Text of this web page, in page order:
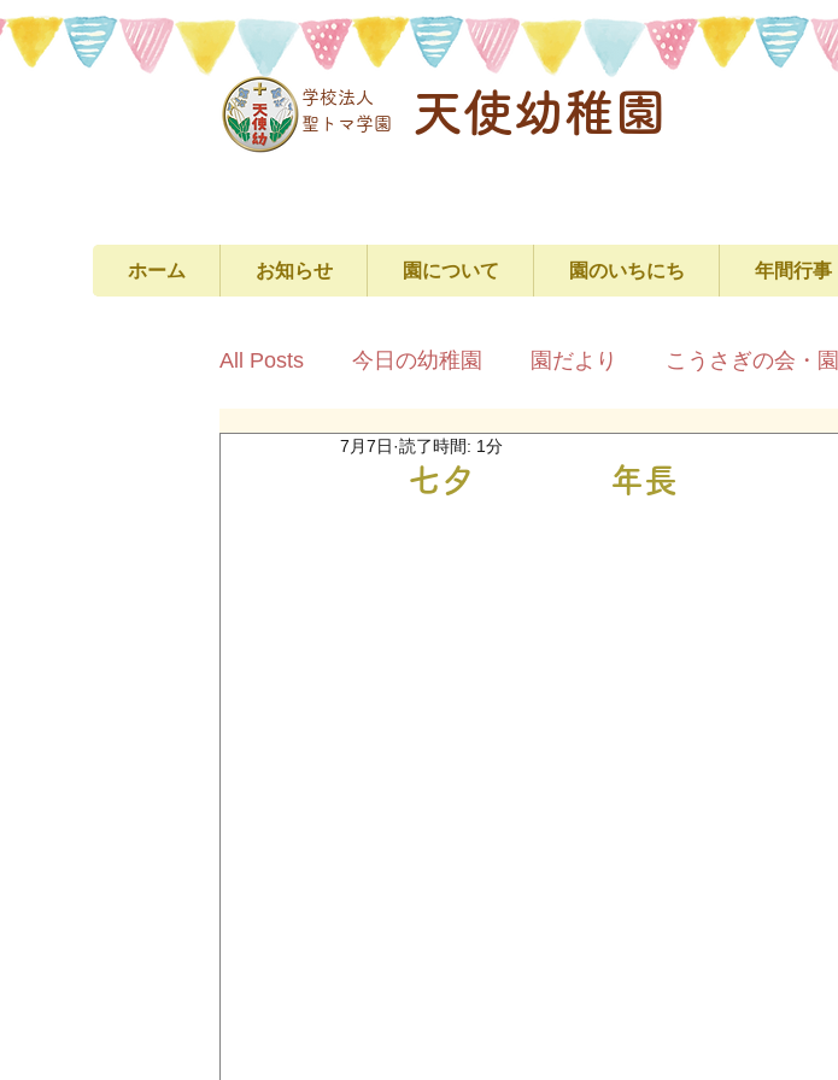
学校法人
​聖トマ学園
天使幼稚園
ホーム お知らせ 園について 園のいちにち 年間行事
All Posts 今日の幼稚園 園だより こうさぎの会・
七夕 年長
7月7日 読了時間: 1分